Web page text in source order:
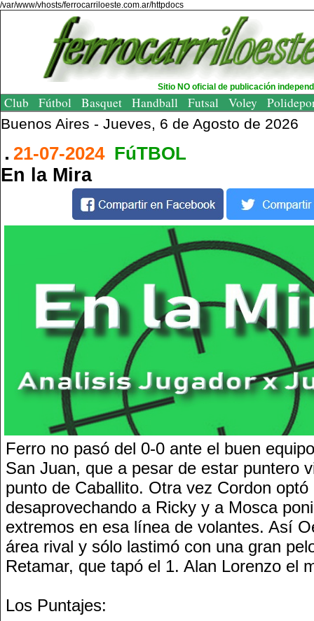
/var/www/vhosts/ferrocarriloeste.com.ar/httpdocs
Sitio NO oficial de publicación
Club Fútbol Basquet Handball Futsal Voley
Buenos Aires - Jueves, 6 de Agosto de 2026
21-07-2024 FúTBOL
En la Mira
Ferro no pasó del 0-0 ante el buen
San Juan, que a pesar de estar puntero
punto de Caballito. Otra vez Cordon
desaprovechando a Ricky y a Mosca
extremos en esa línea de volantes. Así
área rival y sólo lastimó con una gran
Retamar, que tapó el 1. Alan Lorenzo el
Los Puntajes: